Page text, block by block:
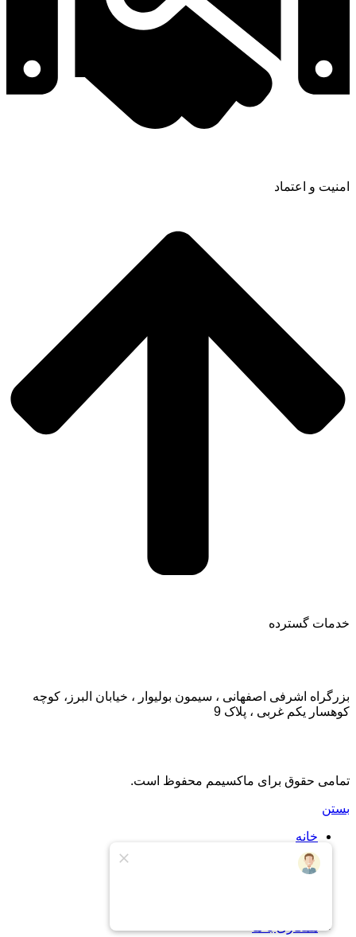
امنیت و اعتماد
خدمات گسترده
بزرگراه اشرفی اصفهانی ، سیمون بولیوار ، خیابان البرز، کوچه
کوهسار یکم غربی ، پلاک 9
تمامی حقوق برای ماکسیمم محفوظ است.
بستن
خانه
اشتراک